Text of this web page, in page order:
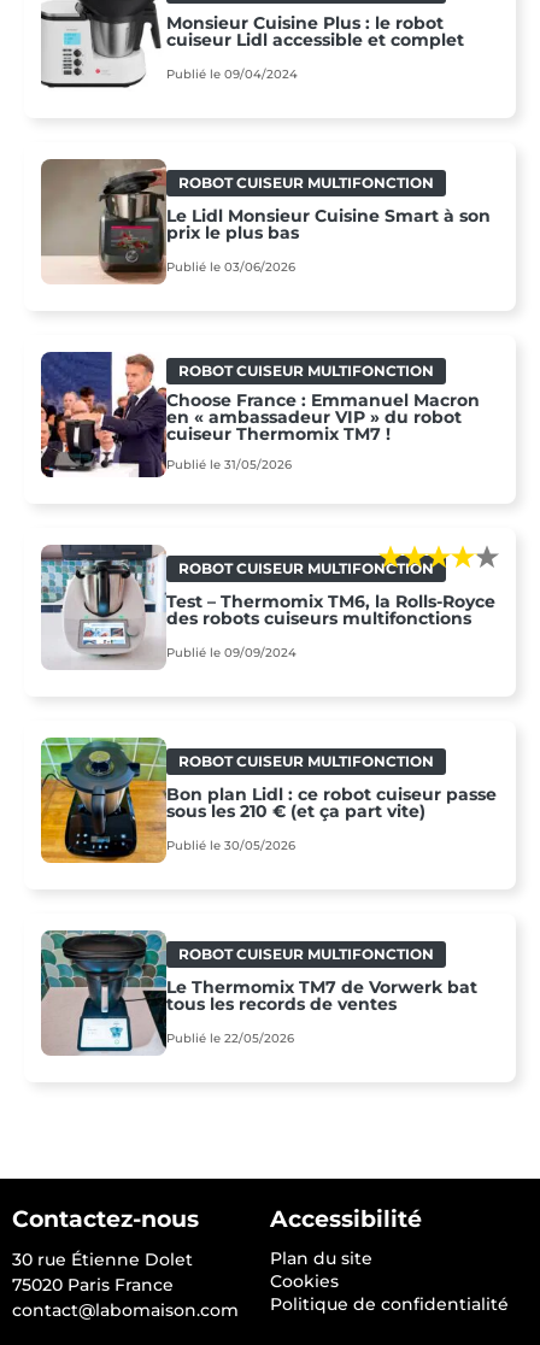
Monsieur Cuisine Plus : le robot
cuiseur Lidl accessible et complet
Publié le 09/04/2024
ROBOT CUISEUR MULTIFONCTION
Le Lidl Monsieur Cuisine Smart à son
prix le plus bas
Publié le 03/06/2026
ROBOT CUISEUR MULTIFONCTION
Choose France : Emmanuel Macron
en « ambassadeur VIP » du robot
cuiseur Thermomix TM7 !
Publié le 31/05/2026
ROBOT CUISEUR MULTIFONCTION
Test – Thermomix TM6, la Rolls-Royce
des robots cuiseurs multifonctions
Publié le 09/09/2024
ROBOT CUISEUR MULTIFONCTION
Bon plan Lidl : ce robot cuiseur passe
sous les 210 € (et ça part vite)
Publié le 30/05/2026
ROBOT CUISEUR MULTIFONCTION
Le Thermomix TM7 de Vorwerk bat
tous les records de ventes
Publié le 22/05/2026
Contactez-nous
30 rue Étienne Dolet
75020 Paris France
contact@labomaison.com
Accessibilité
Plan du site
Cookies
Politique de confidentialité